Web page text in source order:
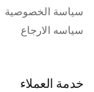
سياسة الخصوصية
سياسه الارجاع
خدمة العملاء